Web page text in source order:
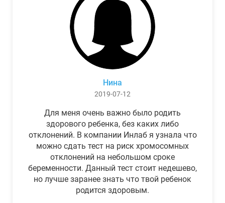
Нина
2019-07-12
Для меня очень важно было родить
здорового ребенка, без каких либо
отклонений. В компании Инлаб я узнала что
можно сдать тест на риск хромосомных
отклонений на небольшом сроке
беременности. Данный тест стоит недешево,
но лучше заранее знать что твой ребенок
родится здоровым.